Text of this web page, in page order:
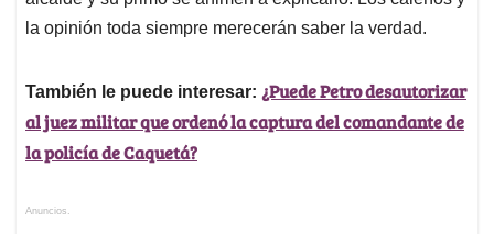
la opinión toda siempre merecerán saber la verdad.
También le puede interesar: ¿Puede Petro desautorizar
al juez militar que ordenó la captura del comandante de
la policía de Caquetá?
Anuncios.